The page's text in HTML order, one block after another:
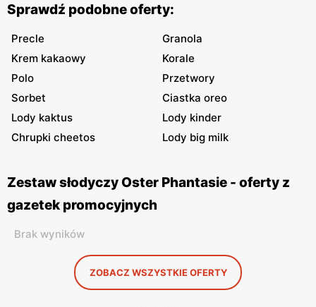
Sprawdź podobne oferty:
Precle
Granola
Krem kakaowy
Korale
Polo
Przetwory
Sorbet
Ciastka oreo
Lody kaktus
Lody kinder
Chrupki cheetos
Lody big milk
Zestaw słodyczy Oster Phantasie - oferty z
gazetek promocyjnych
Brak wyników
ZOBACZ WSZYSTKIE OFERTY